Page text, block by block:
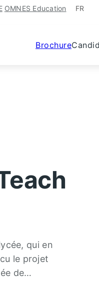
OMNES Education FR
Brochure
qui en
le projet
de…